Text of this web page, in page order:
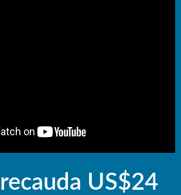
US$24